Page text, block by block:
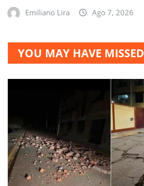
Emiliano Lira Ago 7, 2026
YOU MAY HAVE MISSED